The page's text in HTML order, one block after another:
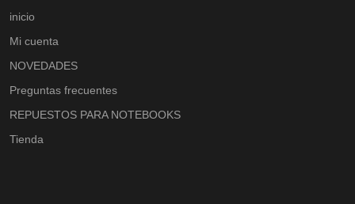
inicio
Mi cuenta
NOVEDADES
Preguntas frecuentes
REPUESTOS PARA NOTEBOOKS
Tienda